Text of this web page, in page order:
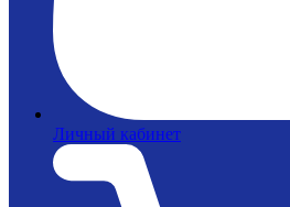
Личный кабинет